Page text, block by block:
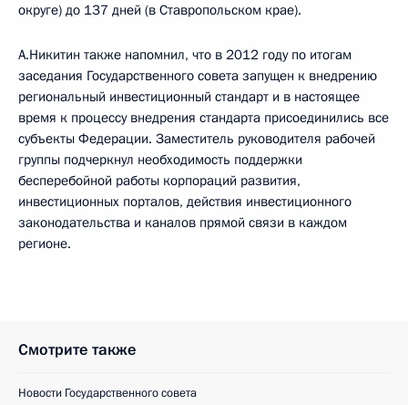
округе) до 137 дней (в Ставропольском крае).
А.Никитин также напомнил, что в 2012 году по итогам
заседания Государственного совета запущен к внедрению
региональный инвестиционный стандарт и в настоящее
время к процессу внедрения стандарта присоединились все
субъекты Федерации. Заместитель руководителя рабочей
группы подчеркнул необходимость поддержки
бесперебойной работы корпораций развития,
инвестиционных порталов, действия инвестиционного
законодательства и каналов прямой связи в каждом
регионе.
Смотрите также
Новости Государственного совета